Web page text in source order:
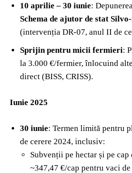
10 aprilie – 30 iunie:
Schema de ajutor de stat
(intervenția DR-07, anul II de
Sprijin pentru micii fermieri:
la 3.000 €/fermier, înlocuind
direct (BISS, CRISS).
Iunie 2025
30 iunie: Termen limită pentru
de cerere 2024, inclusiv:
Subvenții pe hectar și pe cap
~347,47 €/cap pentru vaci